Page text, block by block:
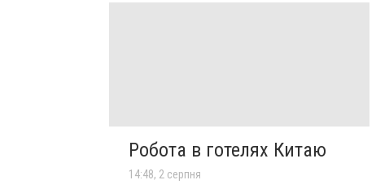
Робота в готелях Китаю
14:48, 2 серпня